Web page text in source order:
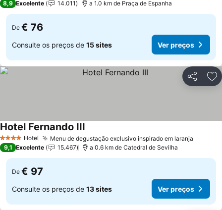
8,9 Excelente 14.011 a 1.0 km de Praça de Espanha
De € 76
Consulte os preços de 15 sites Ver preços
Partilhar
4 EstrelasHotel Menu de degustação exclusivo inspirado em laranja
Hotel Fernando III
9,1 Excelente 15.467 a 0.6 km de Catedral de Sevilha
De € 97
Consulte os preços de 13 sites Ver preços